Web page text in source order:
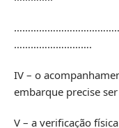
……………………….
IV – o
embarque precise
V – a verificação